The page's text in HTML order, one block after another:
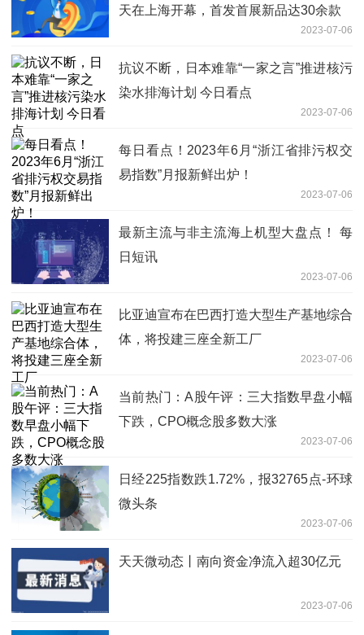
天在上海开幕，首发首展新品达30余款
2023-07-06
抗议不断，日本难靠“一家之言”推进核污
染水排海计划 今日看点
2023-07-06
每日看点！2023年6月“浙江省排污权交
易指数”月报新鲜出炉！
2023-07-06
最新主流与非主流海上机型大盘点！ 每
日短讯
2023-07-06
比亚迪宣布在巴西打造大型生产基地综合
体，将投建三座全新工厂
2023-07-06
当前热门：A股午评：三大指数早盘小幅
下跌，CPO概念股多数大涨
2023-07-06
日经225指数跌1.72%，报32765点-环球
微头条
2023-07-06
天天微动态丨南向资金净流入超30亿元
2023-07-06